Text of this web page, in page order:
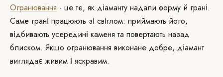
Огранювання - це те, як діаманту надали форму й грані.
Саме грані працюють зі світлом: приймають його,
відбивають усередині каменя та повертають назад
блиском. Якщо огранювання виконане добре, діамант
виглядає живим і яскравим.